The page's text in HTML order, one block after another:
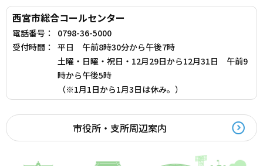
西宮市総合コールセンター
電話番号：
0798-36-5000
受付時間：
平日 午前8時30分から午後7時
土曜・日曜・祝日・12月29日から12月31日 午前9
時から午後5時
（※1月1日から1月3日は休み。）
市役所・支所周辺案内